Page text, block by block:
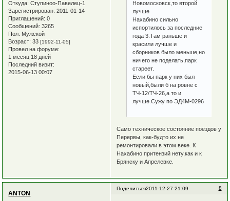
Откуда: Ступиноо-Павелец-1
Зарегистрирован: 2011-01-14
Приглашений: 0
Сообщений: 3265
Пол: Мужской
Возраст: 33[1992-11-05]
Провел на форуме:
1 месяц 18 дней
Последний визит:
2015-06-13 00:07
Новомосковск,то второй
лучше
Нахабино сильно
испортилось за последние
года 3.Там раньше и
красили лучше и
сборников было меньше,но
ничего не поделать,парк
стареет.
Если бы парк у них был
новый,были б на ровне с
ТЧ-12/ТЧ-26,а то и
лучше.Сужу по ЭД4М-0296
Само техническое состояние поездов у
Перервы, как-будто их не
ремонтировали в этом веке. К
Нахабино притензий нету,как и к
Брянску и Апрелевке.
Поделиться 8
2011-12-27 21:09
ANTON